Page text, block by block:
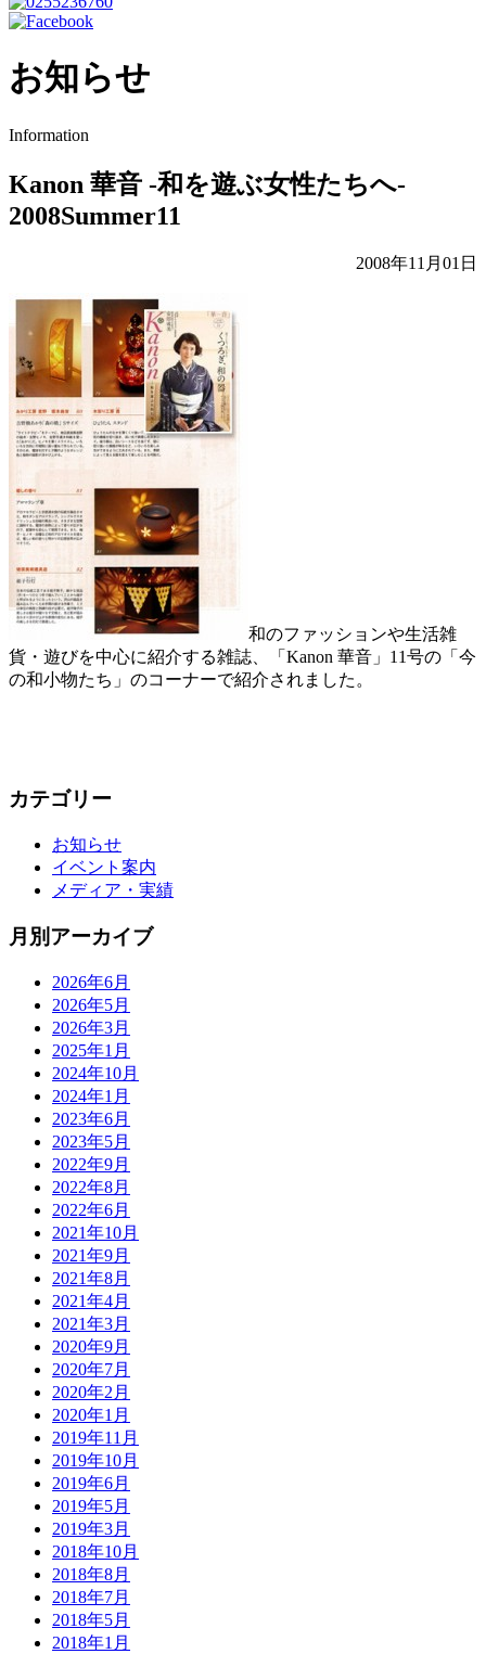
お知らせ
Information
Kanon 華音 -和を遊ぶ女性たちへ-
2008Summer11
2008年11月01日
和のファッションや生活雑
貨・遊びを中心に紹介する雑誌、「Kanon 華音」11号の「今
の和小物たち」のコーナーで紹介されました。
カテゴリー
お知らせ
イベント案内
メディア・実績
月別アーカイブ
2026年6月
2026年5月
2026年3月
2025年1月
2024年10月
2024年1月
2023年6月
2023年5月
2022年9月
2022年8月
2022年6月
2021年10月
2021年9月
2021年8月
2021年4月
2021年3月
2020年9月
2020年7月
2020年2月
2020年1月
2019年11月
2019年10月
2019年6月
2019年5月
2019年3月
2018年10月
2018年8月
2018年7月
2018年5月
2018年1月